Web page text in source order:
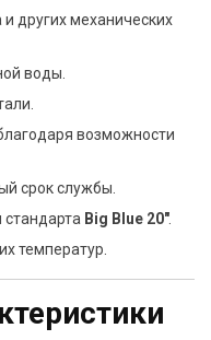
других механических
воды.
возможности
срок службы.
Big Blue 20″.
температур.